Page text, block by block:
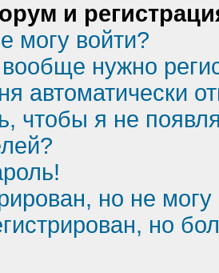
и
могу войти?
нужно
автоматически
чтобы я не
но не могу
но